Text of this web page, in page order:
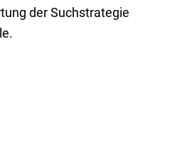
der Suchstrategie